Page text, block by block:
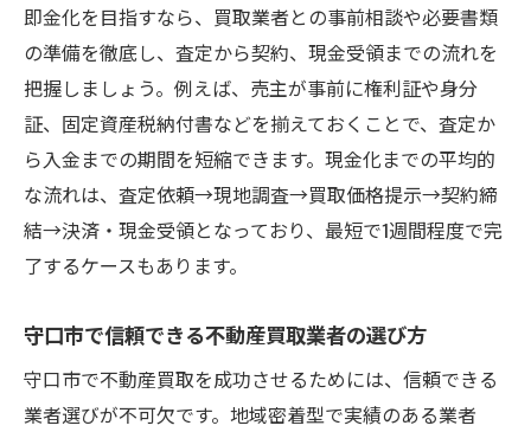
即金化を目指すなら、買取業者との事前相談や必要書類
の準備を徹底し、査定から契約、現金受領までの流れを
把握しましょう。例えば、売主が事前に権利証や身分
証、固定資産税納付書などを揃えておくことで、査定か
ら入金までの期間を短縮できます。現金化までの平均的
な流れは、査定依頼→現地調査→買取価格提示→契約締
結→決済・現金受領となっており、最短で1週間程度で完
了するケースもあります。
守口市で信頼できる不動産買取業者の選び方
守口市で不動産買取を成功させるためには、信頼できる
業者選びが不可欠です。地域密着型で実績のある業者